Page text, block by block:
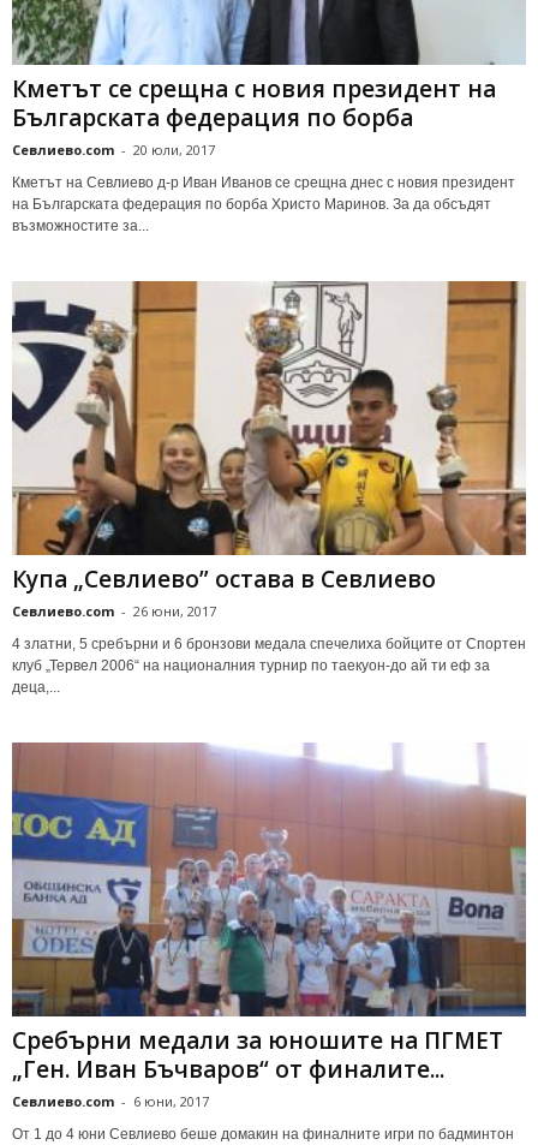
Кметът се срещна с новия президент на
Българската федерация по борба
Севлиево.com - 20 юли, 2017
Кметът на Севлиево д-р Иван Иванов се срещна днес с новия президент
на Българската федерация по борба Христо Маринов. За да обсъдят
възможностите за...
Купа „Севлиево” остава в Севлиево
Севлиево.com - 26 юни, 2017
4 златни, 5 сребърни и 6 бронзови медала спечелиха бойците от Спортен
клуб „Тервел 2006“ на националния турнир по таекуон-до ай ти еф за
деца,...
Сребърни медали за юношите на ПГМЕТ
„Ген. Иван Бъчваров“ от финалите...
Севлиево.com - 6 юни, 2017
От 1 до 4 юни Севлиево беше домакин на финалните игри по бадминтон